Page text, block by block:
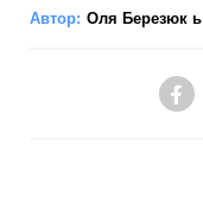
Автор: Оля Березюк ь